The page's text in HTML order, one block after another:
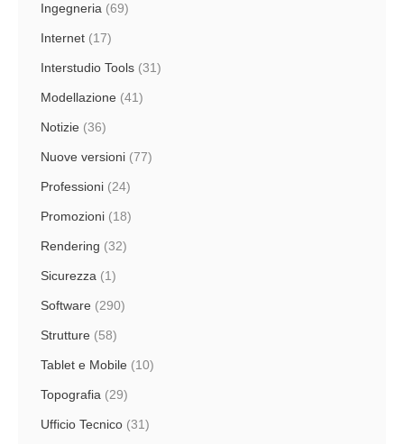
Ingegneria (69)
Internet (17)
Interstudio Tools (31)
Modellazione (41)
Notizie (36)
Nuove versioni (77)
Professioni (24)
Promozioni (18)
Rendering (32)
Sicurezza (1)
Software (290)
Strutture (58)
Tablet e Mobile (10)
Topografia (29)
Ufficio Tecnico (31)